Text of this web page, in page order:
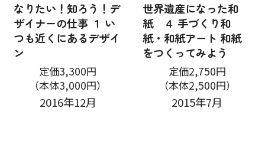
なりたい！知ろう！デ
ザイナーの仕事 １ い
つも近くにあるデザイ
ン
定価3,300円
（本体3,000円）
2016年12月
世界遺産になった和
紙 ４ 手づくり和
紙・和紙アート 和紙
をつくってみよう
定価2,750円
（本体2,500円）
2015年7月